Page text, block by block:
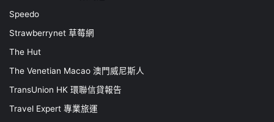
Speedo
Strawberrynet 草莓網
The Hut
The Venetian Macao 澳門威尼斯人
TransUnion HK 環聯信貸報告
Travel Expert 專業旅運